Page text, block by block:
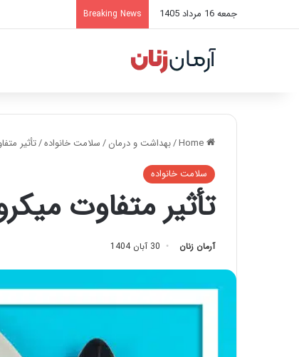
جمعه 16 مرداد 1405 Breaking News
/بهداشت و درمان/سلامت خانواده/تأثیر
سلامت خانواده
تأثیر متفاوت
آرمان زنان 30 آبان 1404